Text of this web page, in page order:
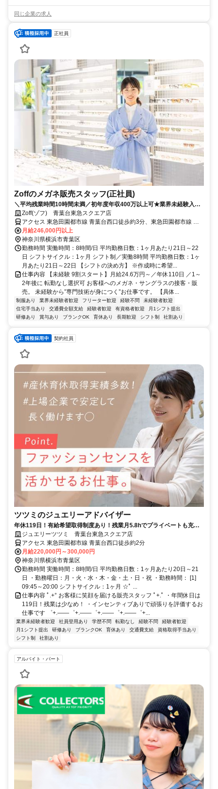
同じ企業の求人
正社員
Zoffのメガネ販売スタッフ(正社員)
＼平均残業時間10時間未満／初年度年収400万以上可★業界未経験入社
90%★充実したOJTあり★面接2回で内定まで1カ月以内★2026年8月・
9月入社歓迎
Zoff(ゾフ) 青葉台東急スクエア店
アクセス 東急田園都市線 青葉台西口徒歩約3分、東急田園都市線 藤
が丘（神奈川県）南口徒歩約18分、東急田園都市線 田奈徒歩約18分
東急田園都市線「青葉台駅」徒歩すぐ
月給246,000円以上
神奈川県横浜市青葉区
勤務時間 実働時間：8時間/日 平均勤務日数：1ヶ月あたり21日～22
日 シフトサイクル：1ヶ月 シフト制／実働8時間 平均勤務日数：1ヶ
月あたり21日～22日 【シフトの決め方】 ※作成時に希望...
仕事内容 【未経験 9割スタート】月給24.6万円～／年休110日 ／1～
2年後に 転勤なし選択可 お客様へのメガネ・サングラスの接客・販
売。 未経験から”専門技術が身につく”お仕事です。 【具体...
制服あり 業界未経験者歓迎 フリーター歓迎 経験不問
未経験者歓迎
住宅手当あり
交通費全額支給 経験者歓迎 有資格者歓迎
月1シフト提出
研修あり
賞与あり ブランクOK 育休あり 長期歓迎 シフト制 社割あり
契約社員
ツツミのジュエリーアドバイザー
年休119日！有給希望取得制度あり！残業月5.8hでプライベートも充実
◎ノルマなし！
ジュエリーツツミ 青葉台東急スクエア店
アクセス 東急田園都市線 青葉台西口徒歩約2分
月給220,000円～300,000円
神奈川県横浜市青葉区
勤務時間 実働時間：8時間/日 平均勤務日数：1ヶ月あたり20日～21
日 ・勤務曜日：月・火・水・木・金・土・日・祝 ・勤務時間： [1]
09:45～20:00 シフトサイクル：1ヶ月 ☆ﾟ ...
仕事内容 ﾟ.+° お客様に笑顔を届ける販売スタッフ ﾟ+.ﾟ ・年間休日は
119日！残業は少なめ！ ・インセンティブありで頑張りを評価するお
仕事です ゜+.――゜+.――゜+.――゜+.――゜+...
業界未経験者歓迎 社員登用あり 学歴不問 転勤なし 経験不問
経験者歓迎
月1シフト提出
研修あり ブランクOK 育休あり 交通費支給
資格取得手当あり
シフト制
社割あり
アルバイト・パート